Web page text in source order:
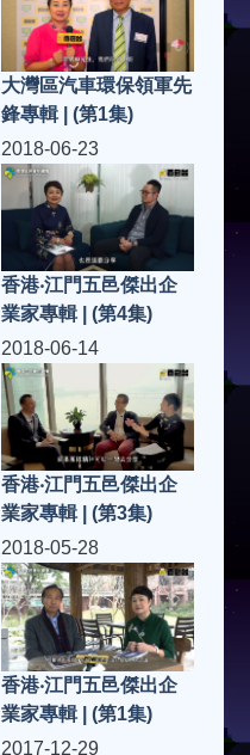
大灣區汽車環保領軍先
鋒專輯 | (第1集)
2018-06-23
香港‧江門五邑傑出企
業家專輯 | (第4集)
2018-06-14
香港‧江門五邑傑出企
業家專輯 | (第3集)
2018-05-28
香港‧江門五邑傑出企
業家專輯 | (第1集)
2017-12-29